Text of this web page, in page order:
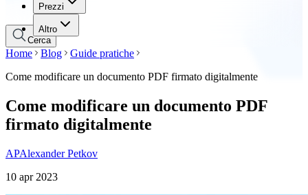
Prezzi
Altro
Prezzi
Cerca
Home Blog
Guide pratiche
Come modificare un documento PDF firmato digitalmente
Come modificare un documento PDF
firmato digitalmente
APAlexander Petkov
10 apr 2023